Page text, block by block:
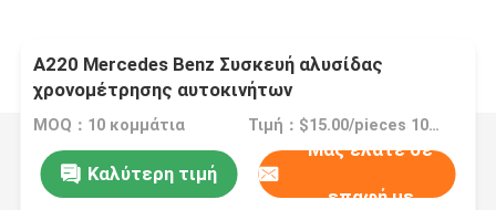
Α220 Mercedes Benz Συσκευή αλυσίδας
χρονομέτρησης αυτοκινήτων
MOQ：10 κομμάτια Τιμή：$15.00/pieces 10-19 pieces
Καλύτερη τιμή
Μας ελάτε σε
επαφή με